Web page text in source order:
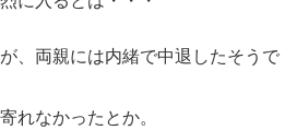
、両親には内緒で中退したそうで
れなかったとか。